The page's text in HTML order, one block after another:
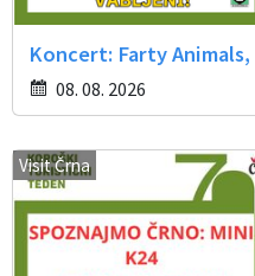
Koncert: Farty
08. 08. 2026
Visit Črna